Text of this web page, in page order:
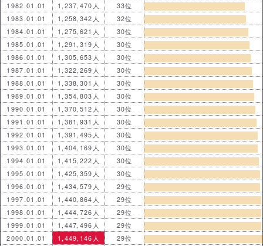
1982.01.01
1,237,470人
33位
1983.01.01
1,258,342人
32位
1984.01.01
1,275,621人
30位
1985.01.01
1,291,319人
30位
1986.01.01
1,305,653人
30位
1987.01.01
1,322,269人
30位
1988.01.01
1,338,301人
30位
1989.01.01
1,354,803人
30位
1990.01.01
1,370,512人
30位
1991.01.01
1,381,931人
30位
1992.01.01
1,391,495人
30位
1993.01.01
1,404,169人
30位
1994.01.01
1,415,222人
30位
1995.01.01
1,425,359人
30位
1996.01.01
1,434,579人
29位
1997.01.01
1,440,864人
29位
1998.01.01
1,444,726人
29位
1999.01.01
1,447,496人
29位
2000.01.01
1,449,146人
29位